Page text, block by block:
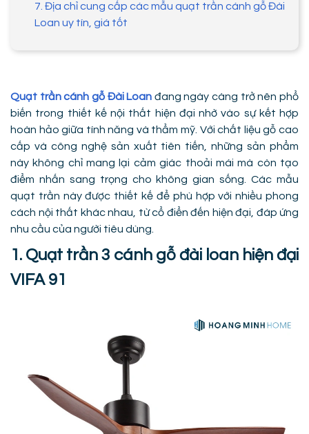
7. Địa chỉ cung cấp các mẫu quạt trần cánh gỗ Đài
Loan uy tín, giá tốt
Quạt trần cánh gỗ Đài Loan đang ngày càng trở nên phổ
biến trong thiết kế nội thất hiện đại nhờ vào sự kết hợp
hoàn hảo giữa tính năng và thẩm mỹ. Với chất liệu gỗ cao
cấp và công nghệ sản xuất tiên tiến, những sản phẩm
này không chỉ mang lại cảm giác thoải mái mà còn tạo
điểm nhấn sang trọng cho không gian sống. Các mẫu
quạt trần này được thiết kế để phù hợp với nhiều phong
cách nội thất khác nhau, từ cổ điển đến hiện đại, đáp ứng
nhu cầu của người tiêu dùng.
1. Quạt trần 3 cánh gỗ đài loan hiện đại
VIFA 91